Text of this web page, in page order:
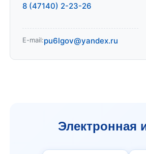
8 (47140) 2-23-26
E-mail:pu6lgov@yandex.ru
Электронная